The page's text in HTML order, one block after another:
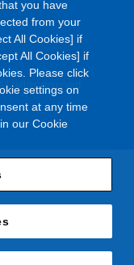
rights reserved
you have
from your
All Cookies] if
All Cookies] if
Please click
settings on
at any time
our Cookie